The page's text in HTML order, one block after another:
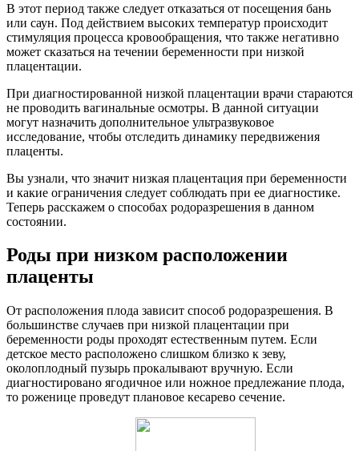
В этот период также следует отказаться от посещения бань
или саун. Под действием высоких температур происходит
стимуляция процесса кровообращения, что также негативно
может сказаться на течении беременности при низкой
плацентации.
При диагностированной низкой плацентации врачи стараются
не проводить вагинальные осмотры. В данной ситуации
могут назначить дополнительное ультразвуковое
исследование, чтобы отследить динамику передвижения
плаценты.
Вы узнали, что значит низкая плацентация при беременности
и какие ограничения следует соблюдать при ее диагностике.
Теперь расскажем о способах родоразрешения в данном
состоянии.
Роды при низком расположении
плаценты
От расположения плода зависит способ родоразрешения. В
большинстве случаев при низкой плацентации при
беременности роды проходят естественным путем. Если
детское место расположено слишком близко к зеву,
околоплодный пузырь прокалывают вручную. Если
диагностировано ягодичное или ножное предлежание плода,
то роженице проведут плановое кесарево сечение.